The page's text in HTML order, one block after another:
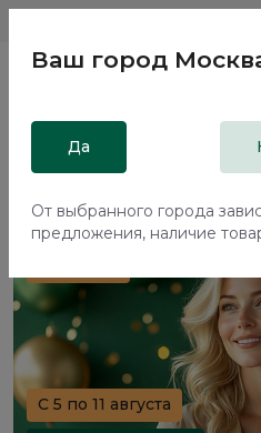
Главная
C 5 по 11 августа
Ваш город
Да
От выбранного города
предложения, наличие